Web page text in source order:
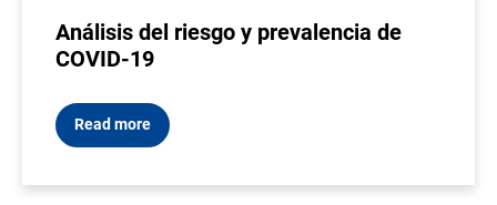
Análisis del riesgo y prevalencia de
COVID-19
Read more